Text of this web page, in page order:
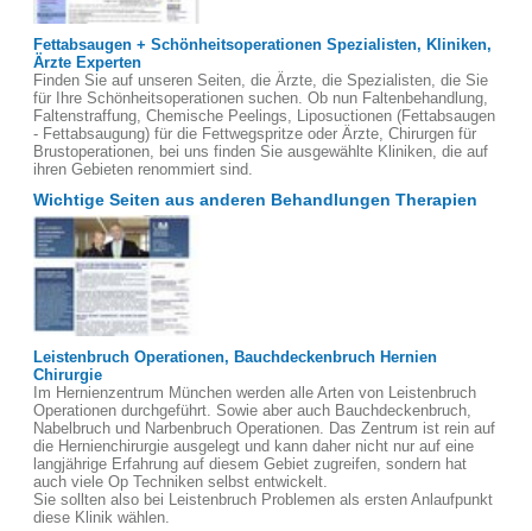
Fettabsaugen + Schönheitsoperationen Spezialisten, Kliniken,
Ärzte Experten
Finden Sie auf unseren Seiten, die Ärzte, die Spezialisten, die Sie
für Ihre Schönheitsoperationen suchen. Ob nun Faltenbehandlung,
Faltenstraffung, Chemische Peelings, Liposuctionen (Fettabsaugen
- Fettabsaugung) für die Fettwegspritze oder Ärzte, Chirurgen für
Brustoperationen, bei uns finden Sie ausgewählte Kliniken, die auf
ihren Gebieten renommiert sind.
Wichtige Seiten aus anderen Behandlungen Therapien
Leistenbruch Operationen, Bauchdeckenbruch Hernien
Chirurgie
Im Hernienzentrum München werden alle Arten von Leistenbruch
Operationen durchgeführt. Sowie aber auch Bauchdeckenbruch,
Nabelbruch und Narbenbruch Operationen. Das Zentrum ist rein auf
die Hernienchirurgie ausgelegt und kann daher nicht nur auf eine
langjährige Erfahrung auf diesem Gebiet zugreifen, sondern hat
auch viele Op Techniken selbst entwickelt.
Sie sollten also bei Leistenbruch Problemen als ersten Anlaufpunkt
diese Klinik wählen.